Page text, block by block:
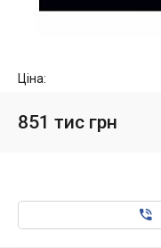
Ціна:
851 тис грн
